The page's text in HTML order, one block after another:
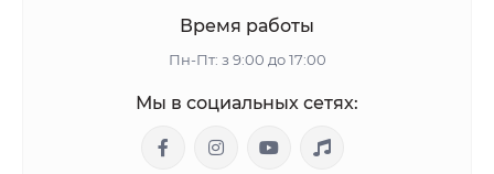
Время работы
Пн-Пт: з 9:00 до 17:00
Мы в социальных сетях: